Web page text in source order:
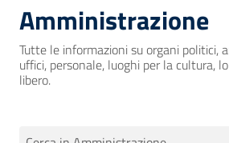
Amministrazione
Tutte le informazioni su organi politici,
uffici, personale, luoghi per la cultura,
libero.